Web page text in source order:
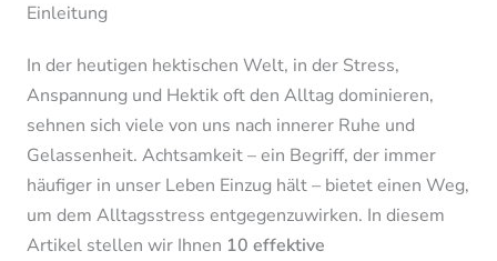
Einleitung
In der heutigen hektischen Welt, in der Stress,
Anspannung und Hektik oft den Alltag dominieren,
sehnen sich viele von uns nach innerer Ruhe und
Gelassenheit. Achtsamkeit – ein Begriff, der immer
häufiger in unser Leben Einzug hält – bietet einen Weg,
um dem Alltagsstress entgegenzuwirken. In diesem
Artikel stellen wir Ihnen 10 effektive